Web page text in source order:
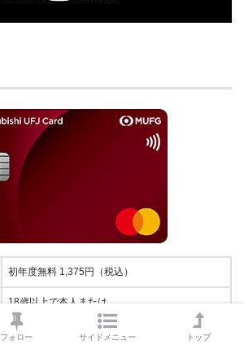
初年度無料 1,375円（税込）
18歳以上で本人または
配偶者に安定した収入のある人
フォロー サイドメニュー トップ